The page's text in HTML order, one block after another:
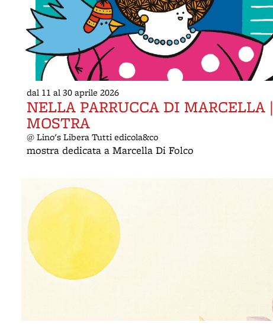
dal 11 al 30 aprile 2026
NELLA PARRUCCA DI MARCELLA |
MOSTRA
@ Lino's Libera Tutti edicola&co
mostra dedicata a Marcella Di Folco